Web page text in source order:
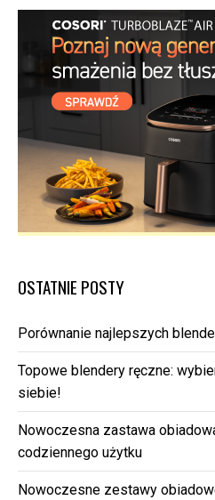
OSTATNIE POSTY
Porównanie najlepszych
Topowe blendery ręczne:
siebie!
Nowoczesna zastawa
codziennego użytku
Nowoczesne zestawy